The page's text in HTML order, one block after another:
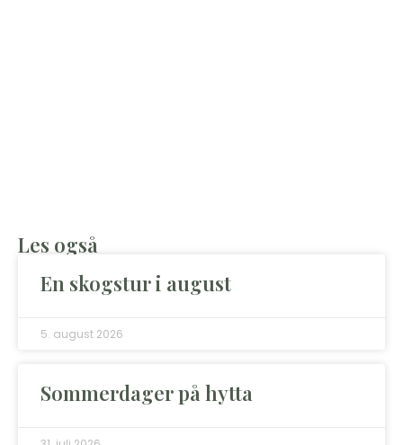
Les også
En skogstur i august
5. august 2026
Sommerdager på hytta